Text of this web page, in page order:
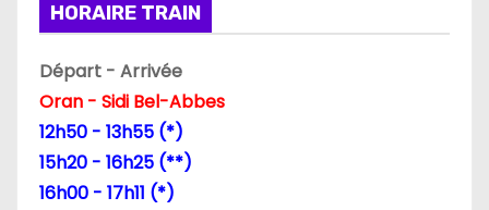
o
n
d
e
HORAIRE TRAIN
Départ - Arrivée
Oran - Sidi Bel-Abbes
12h50 - 13h55 (*)
15h20 - 16h25 (**)
16h00 - 17h11 (*)